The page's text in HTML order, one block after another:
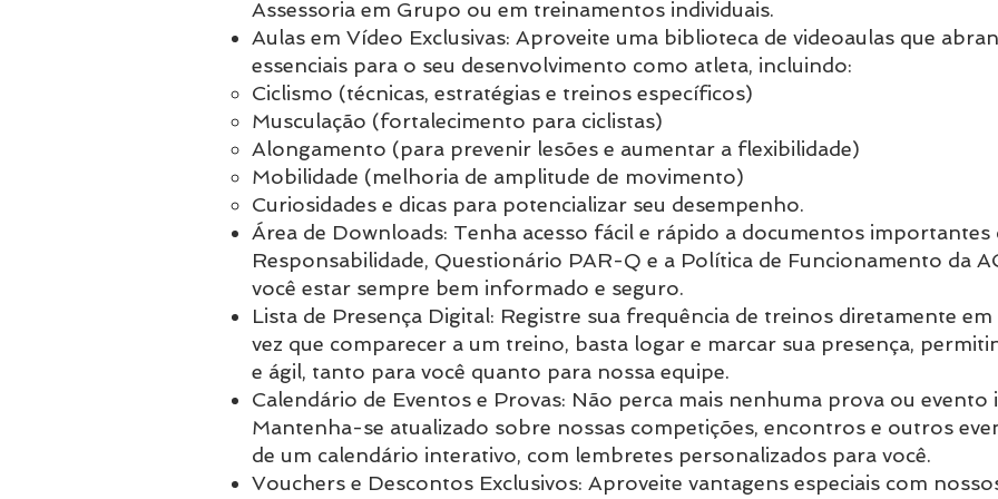
Assessoria em Grupo ou em treinamentos individuais.
Aulas em Vídeo Exclusivas: Aproveite uma biblioteca de videoaulas que
essenciais para o seu desenvolvimento como atleta, incluindo:
Ciclismo (técnicas, estratégias e treinos específicos)
Musculação (fortalecimento para ciclistas)
Alongamento (para prevenir lesões e aumentar a flexibilidade)
Mobilidade (melhoria de amplitude de movimento)
Curiosidades e dicas para potencializar seu desempenho.
Área de Downloads: Tenha acesso fácil e rápido a documentos
Responsabilidade, Questionário PAR-Q e a Política de Funcionamento da
você estar sempre bem informado e seguro.
Lista de Presença Digital: Registre sua frequência de treinos diretamente
vez que comparecer a um treino, basta logar e marcar sua presença,
e ágil, tanto para você quanto para nossa equipe.
Calendário de Eventos e Provas: Não perca mais nenhuma prova ou
Mantenha-se atualizado sobre nossas competições, encontros e outros
de um calendário interativo, com lembretes personalizados para você.
Vouchers e Descontos Exclusivos: Aproveite vantagens especiais com